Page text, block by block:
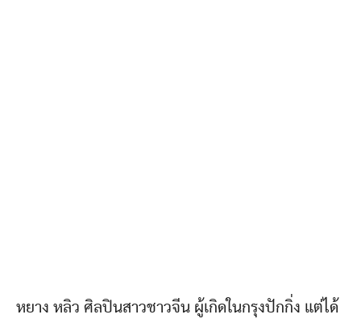
หยาง หลิว ศิลปินสาวชาวจีน ผู้เกิดในกรุงปักกิ่ง แต่ได้